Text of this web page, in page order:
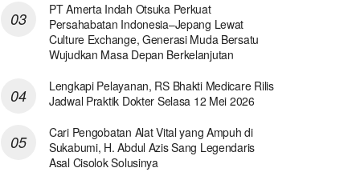
PT Amerta Indah Otsuka Perkuat
Persahabatan Indonesia–Jepang Lewat
Culture Exchange, Generasi Muda Bersatu
Wujudkan Masa Depan Berkelanjutan
Lengkapi Pelayanan, RS Bhakti Medicare Rilis
Jadwal Praktik Dokter Selasa 12 Mei 2026
Cari Pengobatan Alat Vital yang Ampuh di
Sukabumi, H. Abdul Azis Sang Legendaris
Asal Cisolok Solusinya